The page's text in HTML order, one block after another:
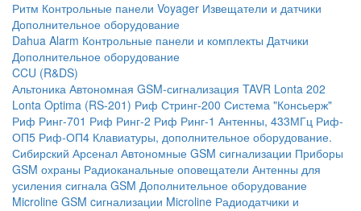
Ритм Контрольные панели Voyager Извещатели и датчики
Дополнительное оборудование
Dahua Alarm Контрольные панели и комплекты Датчики
Дополнительное оборудование
CCU (R&DS)
Альтоника Автономная GSM-сигнализация TAVR Lonta 202
Lonta Optima (RS-201) Риф Стринг-200 Система "Консьерж"
Риф Ринг-701 Риф Ринг-2 Риф Ринг-1 Антенны, 433МГц Риф-
ОП5 Риф-ОП4 Клавиатуры, дополнительное оборудование.
Сибирский Арсенал Автономные GSM сигнализации Приборы
GSM охраны Радиоканальные оповещатели Антенны для
усиления сигнала GSM Дополнительное оборудование
Microline GSM cигнализации Microline Радиодатчики и